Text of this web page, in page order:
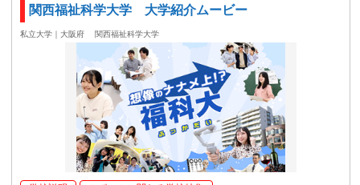
関西福祉科学大学 大学紹介ムービー
私立大学｜大阪府 関西福祉科学大学